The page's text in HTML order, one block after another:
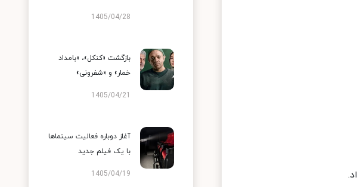
1405/04/28
بازگشت «کنکل»، «بامداد
خمار» و «شفرونی»
1405/04/21
آغاز دوباره فعالیت سینماها
با یک فیلم جدید
1405/04/19